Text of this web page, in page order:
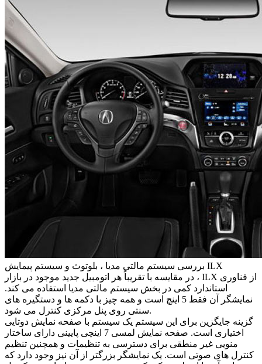
بررسی سیستم مالتی مدیا ، بلوتوث و سیستم پیمایش ILX
در مقایسه با تقریباً هر اتومبیل جدید موجود در بازار ، ILX از فناوری
استاندارد کمی در بخش سیستم مالتی مدیا استفاده می کند.
نمایشگر آن فقط 5 اینچ است و همه چیز با دکمه ها و دستگیره های
سنتی روی پنل مرکزی کنترل می شود.
گزینه جایگزین برای این سیستم یک سیستم با صفحه نمایش دوتایی
اختیاری است. صفحه نمایش لمسی 7 اینچی پایینی دارای ساختار
منویی غیر منطقی برای دسترسی به تنظیمات و همچنین تنظیم
کنترل های صوتی است. یک نمایشگر بزرگتر از آن نیز وجود دارد که